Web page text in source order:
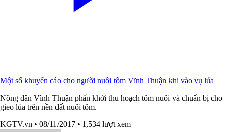
Một số khuyến cáo cho người nuôi tôm Vĩnh Thuận khi vào vụ lúa
Nông dân Vĩnh Thuận phấn khởi thu hoạch tôm nuôi và chuẩn bị cho
gieo lúa trên nền đất nuôi tôm.
KGTV.vn • 08/11/2017 • 1,534 lượt xem